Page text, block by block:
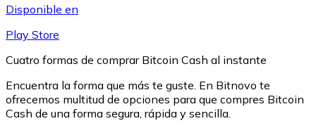
Disponible en
Play Store
Cuatro formas de comprar Bitcoin Cash al instante
Encuentra la forma que más te guste. En Bitnovo te
ofrecemos multitud de opciones para que compres Bitcoin
Cash de una forma segura, rápida y sencilla.